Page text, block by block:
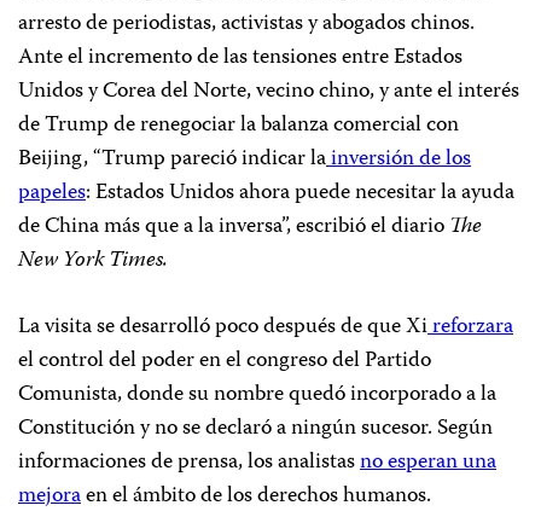
arresto de periodistas, activistas y abogados chinos.
Ante el incremento de las tensiones entre Estados
Unidos y Corea del Norte, vecino chino, y ante el interés
de Trump de renegociar la balanza comercial con
Beijing, “Trump pareció indicar lainversión de los
papeles: Estados Unidos ahora puede necesitar la ayuda
de China más que a la inversa”, escribió el diario The
New York Times.
La visita se desarrolló poco después de que Xireforzara
el controldel poder en el congreso del Partido
Comunista, donde su nombre quedó incorporado a la
Constitución y no se declaró a ningún sucesor. Según
informaciones de prensa, los analistasno esperan una
mejoraen el ámbito de los derechos humanos.